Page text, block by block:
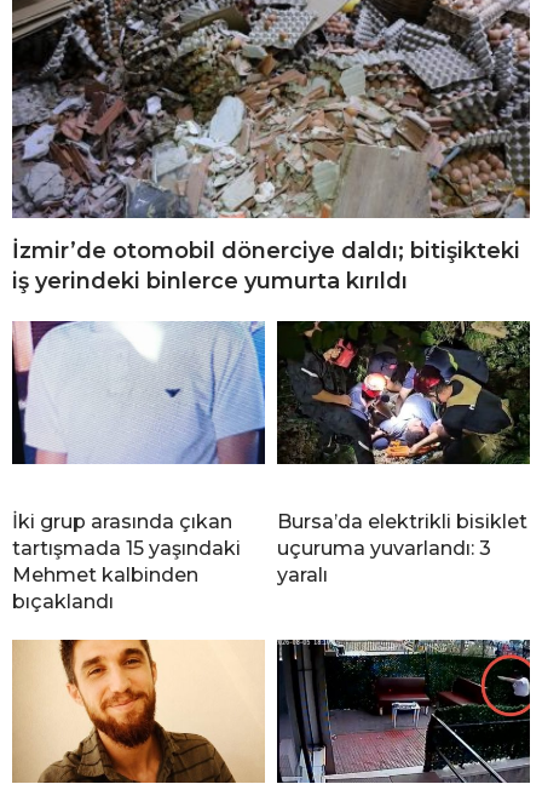
İzmir’de otomobil dönerciye daldı; bitişikteki
iş yerindeki binlerce yumurta kırıldı
İki grup arasında çıkan
tartışmada 15 yaşındaki
Mehmet kalbinden
bıçaklandı
Bursa’da elektrikli bisiklet
uçuruma yuvarlandı: 3
yaralı